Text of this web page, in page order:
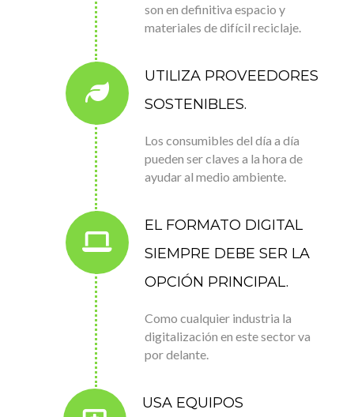
son en definitiva espacio y
materiales de difícil reciclaje.
UTILIZA PROVEEDORES
SOSTENIBLES.
Los consumibles del día a día
pueden ser claves a la hora de
ayudar al medio ambiente.
EL FORMATO DIGITAL
SIEMPRE DEBE SER LA
OPCIÓN PRINCIPAL.
Como cualquier industria la
digitalización en este sector va
por delante.
USA EQUIPOS